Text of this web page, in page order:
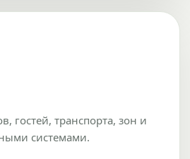
гостей, транспорта, зон и
системами.